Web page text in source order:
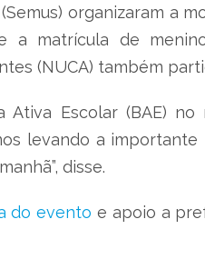
organizaram a
a matrícula de
(NUCA) também
Escolar (BAE) no
levando a
disse.
do evento e apoio a